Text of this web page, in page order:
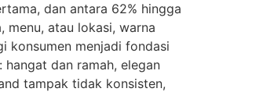
dan antara 62% hingga
menu, atau lokasi, warna
konsumen menjadi fondasi
dan ramah, elegan
tampak tidak konsisten,